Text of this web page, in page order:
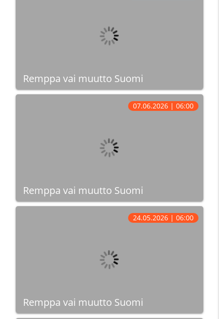
Remppa vai muutto Suomi
Remppa vai muutto Suomi
07.06.2026 | 06:00
Remppa vai muutto Suomi
24.05.2026 | 06:00